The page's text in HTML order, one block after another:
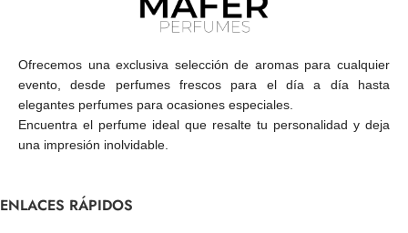
Ofrecemos una exclusiva selección de aromas para cualquier
evento, desde perfumes frescos para el día a día hasta
elegantes perfumes para ocasiones especiales.
Encuentra el perfume ideal que resalte tu personalidad y deja
una impresión inolvidable.
ENLACES RÁPIDOS